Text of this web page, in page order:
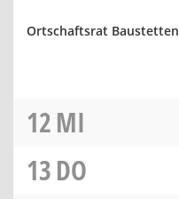
Ortschaftsrat Baustetten
12MI
13DO